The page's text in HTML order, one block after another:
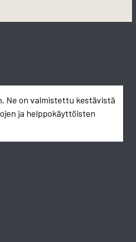
Ne on valmistettu kestävistä
ja helppokäyttöisten